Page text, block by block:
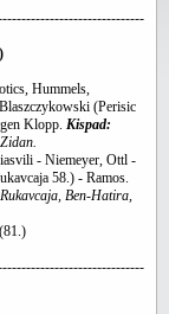
Hummels,
(Perisic
Klopp. Kispad:
- Niemeyer, Ottl -
58.) - Ramos.
Ben-Hatira,